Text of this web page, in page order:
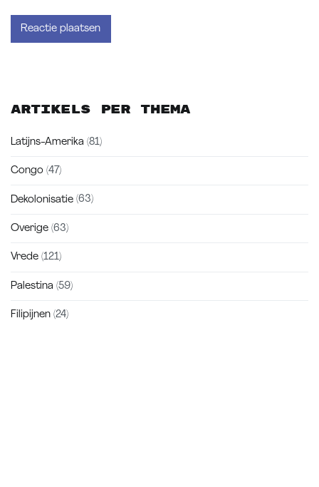
Artikels per thema
Latijns-Amerika (81)
Congo (47)
Dekolonisatie (63)
Overige (63)
Vrede (121)
Palestina (59)
Filipijnen (24)